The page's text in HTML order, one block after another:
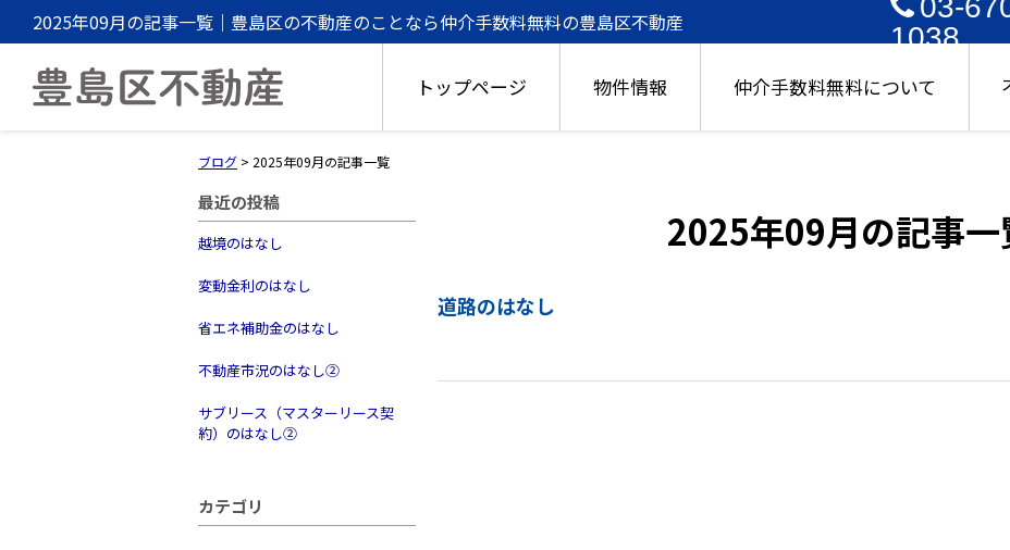
2025年09月の記事一覧｜豊島区の不動産のことなら仲介手数料無料の豊島区不動産
1038
トップページ 物件情報 仲介手数料無料について
ブログ > 2025年09月の記事一覧
最近の投稿
越境のはなし
変動金利のはなし
省エネ補助金のはなし
不動産市況のはなし②
サブリース（マスターリース契
約）のはなし②
カテゴリ
2025年09月の記事一
道路のはなし